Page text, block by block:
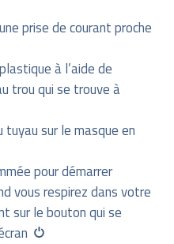
prise de courant proche
à l’aide de
trou qui se trouve à
tuyau sur le masque en
pour démarrer
vous respirez dans votre
sur le bouton qui se